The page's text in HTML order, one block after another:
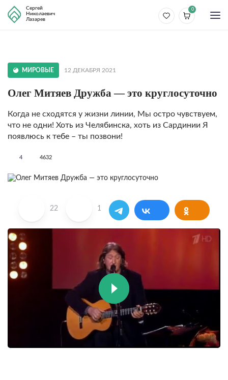
Сергей
Николаевич
Лазарев
0
МИРОВЫЕ 12 ДЕКАБРЯ 2021
Олег Митяев Дружба — это круглосуточно
Когда не сходятся у жизни линии, Мы остро чувствуем,
что не одни! Хоть из Челябинска, хоть из Сардинии Я
появлюсь к тебе – ты позвони!
4 4632
22 1